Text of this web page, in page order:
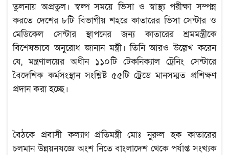
তুলনায় অপ্রতুল। স্বল্প সময়ে ভিসা ও স্বাস্থ্য পরীক্ষা সম্পন্ন
করতে দেশের ৮টি বিভাগীয় শহরে কাতারের ভিসা সেন্টার ও
মেডিকেল সেন্টার স্থাপনের জন্য কাতারের শ্রমমন্ত্রীকে
বিশেষভাবে অনুরোধ জানান মন্ত্রী। তিনি আরও উল্লেখ করেন
যে, মন্ত্রণালয়ের অধীন ১১০টি টেকনিক্যাল ট্রেনিং সেন্টারে
বৈদেশিক কর্মসংস্থান সংশ্লিষ্ট ৫৫টি ট্রেডে মানসম্মত প্রশিক্ষণ
প্রদান করা হচ্ছে।
বৈঠকে প্রবাসী কল্যাণ প্রতিমন্ত্রী মোঃ নুরুল হক কাতারের
চলমান উন্নয়নযজ্ঞে অংশ নিতে বাংলাদেশ থেকে পর্যাপ্ত সংখ্যক